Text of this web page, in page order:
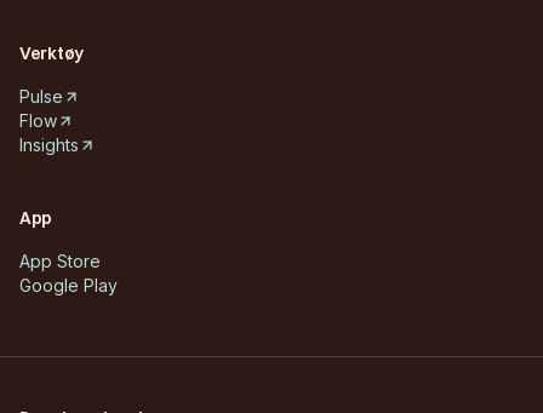
Verktøy
Pulse
Flow
Insights
App
App Store
Google Play